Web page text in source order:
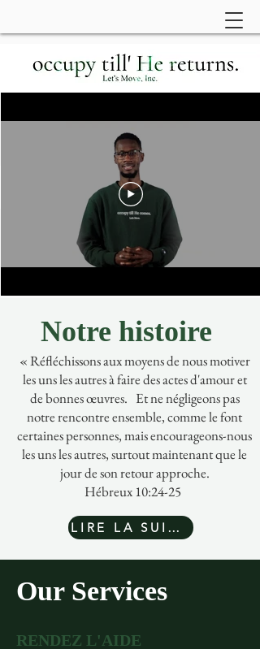
Notre histoire
« Réfléchissons aux moyens de nous motiver
les uns les autres à faire des actes d'amour et
de bonnes œuvres. Et ne négligeons pas
notre rencontre ensemble, comme le font
certaines personnes, mais encourageons-nous
les uns les autres, surtout maintenant que le
jour de son retour approche.
Hébreux 10:24-25
LIRE LA SUITE
Our Services
RENDEZ L'AIDE